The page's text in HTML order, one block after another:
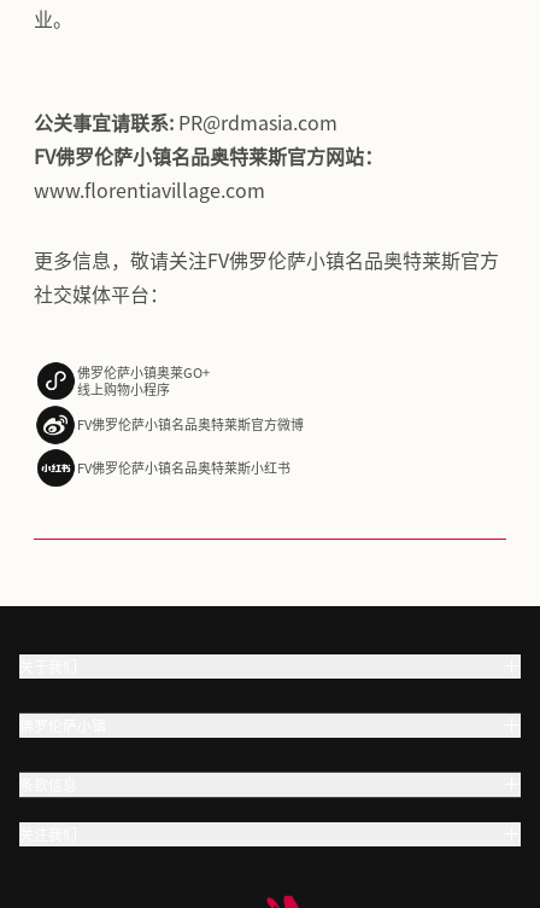
业。
公关事宜请联系: PR@rdmasia.com
FV佛罗伦萨小镇名品奥特莱斯官方网站：
www.florentiavillage.com
更多信息，敬请关注FV佛罗伦萨小镇名品奥特莱斯官方
社交媒体平台：
佛罗伦萨小镇奥莱GO+
线上购物小程序
FV佛罗伦萨小镇名品奥特莱斯官方微博
FV佛罗伦萨小镇名品奥特莱斯小红书